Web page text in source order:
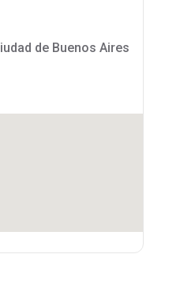
de Buenos Aires